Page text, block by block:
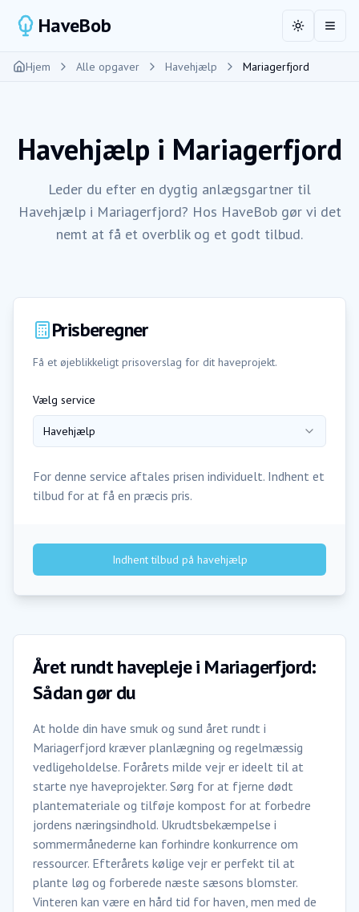
HaveBob ToggleÅbn
Hjem Alle opgaver Havehjælp Mariagerfjord
Havehjælp i Mariagerfjord
Leder du efter en dygtig anlægsgartner til
Havehjælp i Mariagerfjord? Hos HaveBob gør vi det
nemt at få et overblik og et godt tilbud.
Prisberegner
Få et øjeblikkeligt prisoverslag for dit haveprojekt.
Vælg service
Havehjælp
For denne service aftales prisen individuelt. Indhent et
tilbud for at få en præcis pris.
Indhent tilbud på havehjælp
Året rundt havepleje i Mariagerfjord:
Sådan gør du
At holde din have smuk og sund året rundt i
Mariagerfjord kræver planlægning og regelmæssig
vedligeholdelse. Forårets milde vejr er ideelt til at
starte nye haveprojekter. Sørg for at fjerne dødt
plantemateriale og tilføje kompost for at forbedre
jordens næringsindhold. Ukrudtsbekæmpelse i
sommermånederne kan forhindre konkurrence om
ressourcer. Efterårets kølige vejr er perfekt til at
plante løg og forberede næste sæsons blomster.
Vinteren kan være en hård tid for haven, men med de